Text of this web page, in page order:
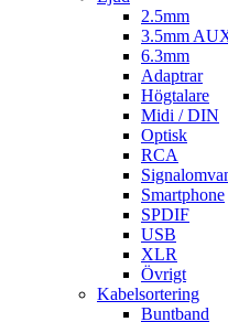
2.5mm
3.5mm
6.3mm
Adaptrar
Högtalare
Midi / DIN
Optisk
RCA
Smartphone
SPDIF
USB
XLR
Övrigt
Kabelsortering
Buntband